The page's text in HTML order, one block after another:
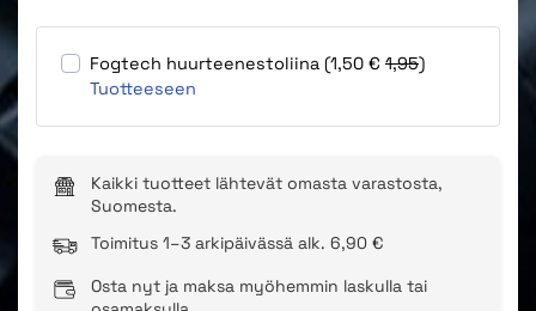
Fogtech huurteenestoliina (1,50 € 1,95)
Tuotteeseen
Kaikki tuotteet lähtevät omasta varastosta,
Suomesta.
Toimitus 1–3 arkipäivässä alk. 6,90 €
Osta nyt ja maksa myöhemmin laskulla tai